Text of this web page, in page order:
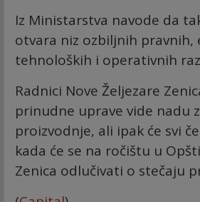
Iz Ministarstva navode da
otvara niz ozbiljnih pravnih,
tehnoloških i operativnih
Radnici Nove Željezare
prinudne uprave vide nadu
proizvodnje, ali ipak će svi
kada će se na ročištu u
Zenica odlučivati o stečaju